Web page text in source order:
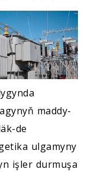
maddy-
de
ulgamyny
işler durmuşa